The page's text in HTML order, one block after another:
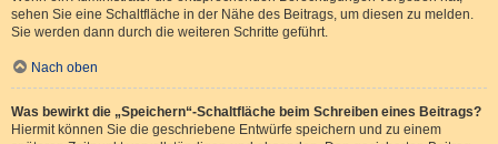
sehen Sie eine Schaltfläche in der Nähe des Beitrags, um diesen zu melden.
Sie werden dann durch die weiteren Schritte geführt.
Nach oben
Was bewirkt die „Speichern“-Schaltfläche beim Schreiben eines Beitrags?
Hiermit können Sie die geschriebene Entwürfe speichern und zu einem